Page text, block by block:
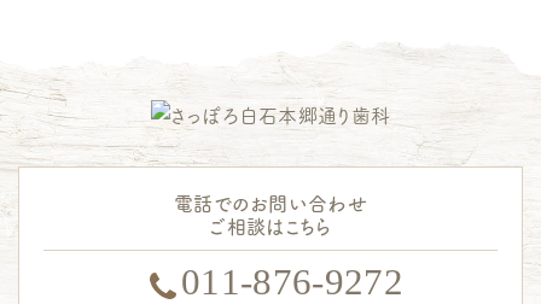
電話でのお問い合わせ
ご相談はこちら
011-876-9272